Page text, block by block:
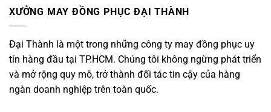
XƯỞNG MAY ĐỒNG PHỤC ĐẠI THÀNH
Đại Thành là một trong những công ty may đồng phục uy
tín hàng đầu tại TP.HCM. Chúng tôi không ngừng phát triển
và mở rộng quy mô, trở thành đối tác tin cậy của hàng
ngàn doanh nghiệp trên toàn quốc.